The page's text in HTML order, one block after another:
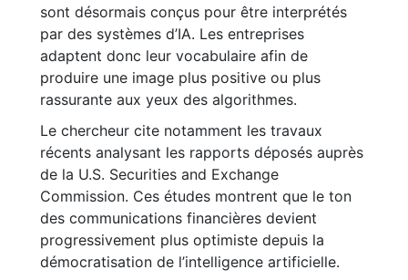
sont désormais conçus pour être interprétés
par des systèmes d’IA. Les entreprises
adaptent donc leur vocabulaire afin de
produire une image plus positive ou plus
rassurante aux yeux des algorithmes.
Le chercheur cite notamment les travaux
récents analysant les rapports déposés auprès
de la U.S. Securities and Exchange
Commission. Ces études montrent que le ton
des communications financières devient
progressivement plus optimiste depuis la
démocratisation de l’intelligence artificielle.